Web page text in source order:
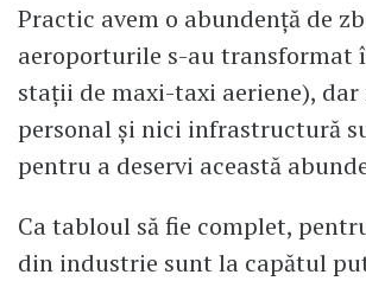
Practic avem o abundență de
aeroporturile s-au transformat
stații de maxi-taxi aeriene),
personal și nici infrastructură
pentru a deservi această
Ca tabloul să fie complet,
din industrie sunt la capătul